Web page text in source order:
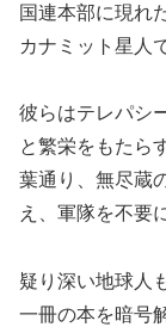
国連本部に現れ
カナミット星人
彼らはテレパシ
と繁栄をもたら
葉通り、無尽蔵
え、軍隊を不要
疑り深い地球人
一冊の本を暗号